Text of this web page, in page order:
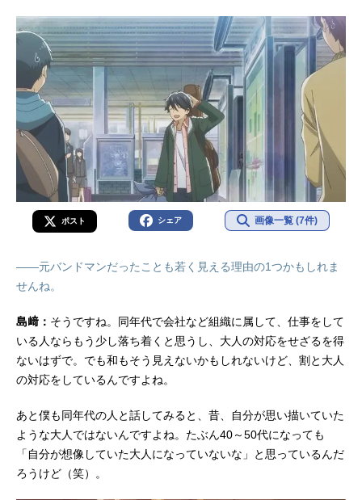
ポスト シェア 画像一覧 (7件)
――元バンドマンだったことも若く見える理由の1つかもしれま
せんね。
島﨑： そうですね。同年代で会社など組織に属して、仕事をして
いる人ならもう少し落ち着くと思うし、大人の対応をせざるを得
ないはずで。でも和もそう見えないかもしれないけど、割と大人
の対応をしているんですよね。
あと僕も同年代の人と話してみると、昔、自分が思い描いていた
ような大人ではないんですよね。たぶん40～50代になっても
「自分が想像していた大人になっていないな」と思っているんだ
ろうけど（笑）。